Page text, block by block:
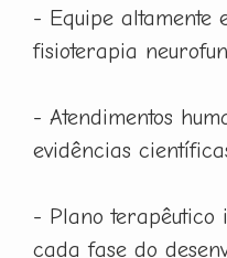
- Equipe altamente
fisioterapia
- Atendimentos
evidências
- Plano terapêutico
cada fase do